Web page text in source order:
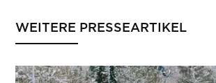
WEITERE PRESSEARTIKEL